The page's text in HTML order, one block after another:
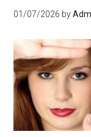
01/07/2026 by